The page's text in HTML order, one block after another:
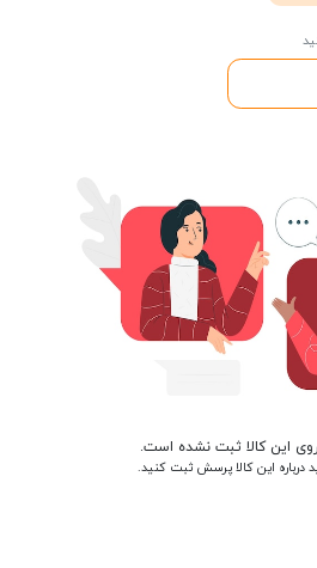
این کالا ثبت نشده است.
درباره این کالا پرسش ثبت کنید.